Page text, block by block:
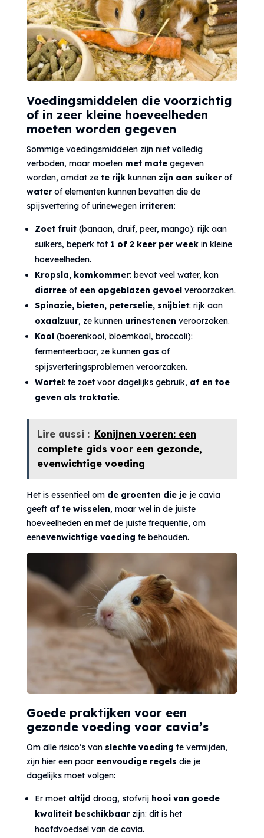
Voedingsmiddelen die voorzichtig
of in zeer kleine hoeveelheden
moeten worden gegeven
Sommige voedingsmiddelen zijn niet volledig
verboden, maar moeten met mategegeven
worden, omdat ze te rijkkunnen zijn aan suikerof
waterof elementen kunnen bevatten die de
spijsvertering of urinewegen irriteren:
Zoet fruit(banaan, druif, peer, mango): rijk aan
suikers, beperk tot 1 of 2 keer per weekin kleine
hoeveelheden.
Kropsla, komkommer: bevat veel water, kan
diarreeof een opgeblazen gevoelveroorzaken.
Spinazie, bieten, peterselie, snijbiet: rijk aan
oxaalzuur, ze kunnen urinestenen veroorzaken.
Kool(boerenkool, bloemkool, broccoli):
fermenteerbaar, ze kunnen gas of
spijsverteringsproblemen veroorzaken.
Wortel: te zoet voor dagelijks gebruik, af en toe
geven als traktatie.
Lire aussi : Konijnen voeren: een
complete gids voor een gezonde,
evenwichtige voeding
Het is essentieel om de groenten die jeje cavia
geeft af te wisselen, maar wel in de juiste
hoeveelheden en met de juiste frequentie, om
eenevenwichtige voeding te behouden.
Goede praktijken voor een
gezonde voeding voor cavia’s
Om alle risico’s van slechte voeding te vermijden,
zijn hier een paar eenvoudige regels die je
dagelijks moet volgen:
Er moet altijd droog, stofvrij hooi van goede
kwaliteit beschikbaarzijn: dit is het
hoofdvoedsel van de cavia.